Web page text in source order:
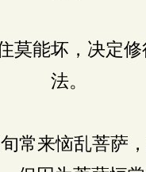
莫能坏，决定
法。
常来恼乱菩萨